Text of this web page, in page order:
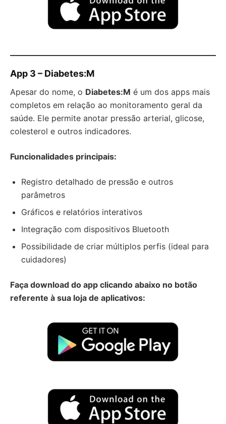
App 3 – Diabetes:M
Apesar do nome, o Diabetes:M é um dos apps mais
completos em relação ao monitoramento geral da
saúde. Ele permite anotar pressão arterial, glicose,
colesterol e outros indicadores.
Funcionalidades principais:
Registro detalhado de pressão e outros
parâmetros
Gráficos e relatórios interativos
Integração com dispositivos Bluetooth
Possibilidade de criar múltiplos perfis (ideal para
cuidadores)
Faça download do app clicando abaixo no botão
referente à sua loja de aplicativos: